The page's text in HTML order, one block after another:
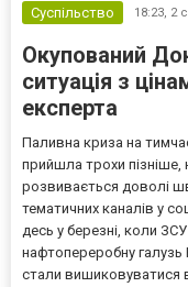
Суспільство 18:23, 2
Окупований
ситуація з
експерта
Паливна криза на
прийшла трохи пізніше,
розвивається доволі
тематичних каналів у
десь у березні, коли
нафтопереробну
стали вишиковуватися